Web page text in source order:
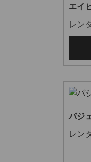
エイ
レン
バジ
レン